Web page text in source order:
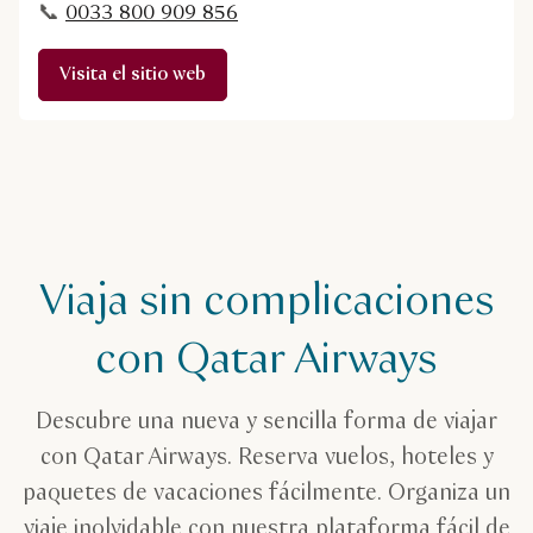
📞 0033 800 909 856
Visita el sitio web
Viaja sin complicaciones
con Qatar Airways
Descubre una nueva y sencilla forma de viajar
con Qatar Airways. Reserva vuelos, hoteles y
paquetes de vacaciones fácilmente. Organiza un